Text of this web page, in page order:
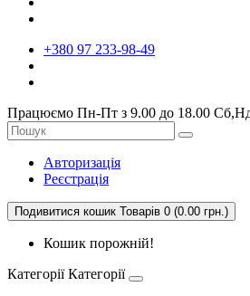
+380 97 233-98-49
Працюємо Пн-Пт з 9.00 до 18.00
Авторизація
Реєстрація
Подивитися кошик Товарів 0 (0.00 грн.)
Кошик порожній!
Категорії Категорії